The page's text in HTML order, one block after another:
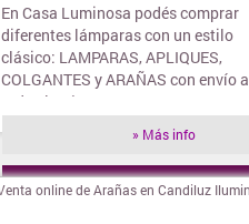
En Casa Luminosa podés comprar
diferentes lámparas con un estilo
clásico: LAMPARAS, APLIQUES,
COLGANTES y ARAÑAS con envío a
todo el país.
» Más info
» Visitar tienda